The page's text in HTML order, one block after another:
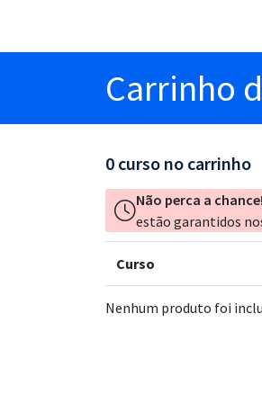
Carrinho
0 curso no carrinho
Não perca a chance!
estão garantidos
Curso
Nenhum produto foi